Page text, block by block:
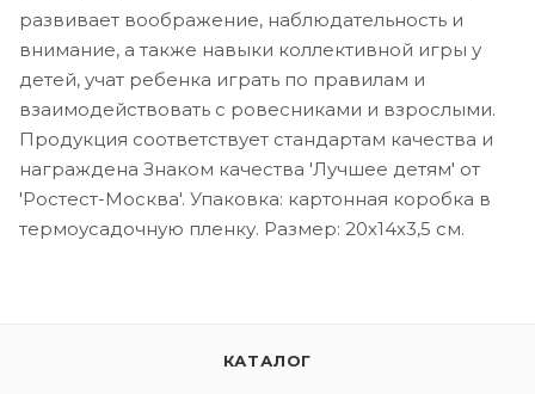
развивает воображение, наблюдательность и
внимание, а также навыки коллективной игры у
детей, учат ребенка играть по правилам и
взаимодействовать с ровесниками и взрослыми.
Продукция соответствует стандартам качества и
награждена Знаком качества 'Лучшее детям' от
'Ростест-Москва'. Упаковка: картонная коробка в
термоусадочную пленку. Размер: 20х14х3,5 см.
КАТАЛОГ